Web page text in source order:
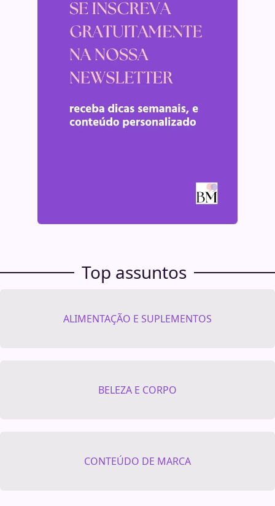
Top assuntos
ALIMENTAÇÃO E SUPLEMENTOS
BELEZA E CORPO
CONTEÚDO DE MARCA